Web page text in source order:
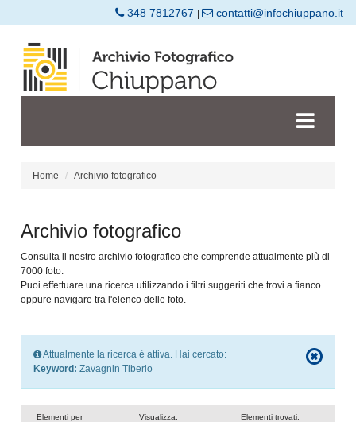
348 7812767 contatti@infochiuppano.it
Home Archivio fotografico
Archivio fotografico
Consulta il nostro archivio fotografico che comprende attualmente più di
7000 foto.
Puoi effettuare una ricerca utilizzando i filtri suggeriti che trovi a fianco
oppure navigare tra l'elenco delle foto.
Attualmente la ricerca è attiva. Hai cercato:
Keyword:Zavagnin Tiberio
Elementi per
Visualizza: Elementi trovati: